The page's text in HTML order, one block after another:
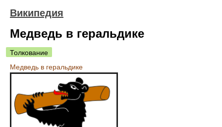
Википедия
Медведь в геральдике
Толкование
Медведь в геральдике